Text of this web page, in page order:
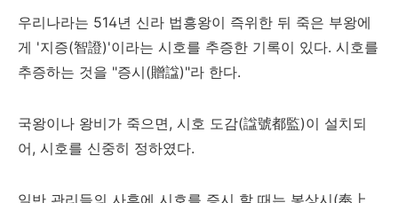
우리나라는 514년 신라 법흥왕이 즉위한 뒤 죽은 부왕에
게 '지증(智證)'이라는 시호를 추증한 기록이 있다. 시호를
추증하는 것을 "증시(贈諡)"라 한다.
국왕이나 왕비가 죽으면, 시호 도감(諡號都監)이 설치되
어, 시호를 신중히 정하였다.
일반 관리들의 사후에 시호를 증시 할 때는 봉상시(奉上